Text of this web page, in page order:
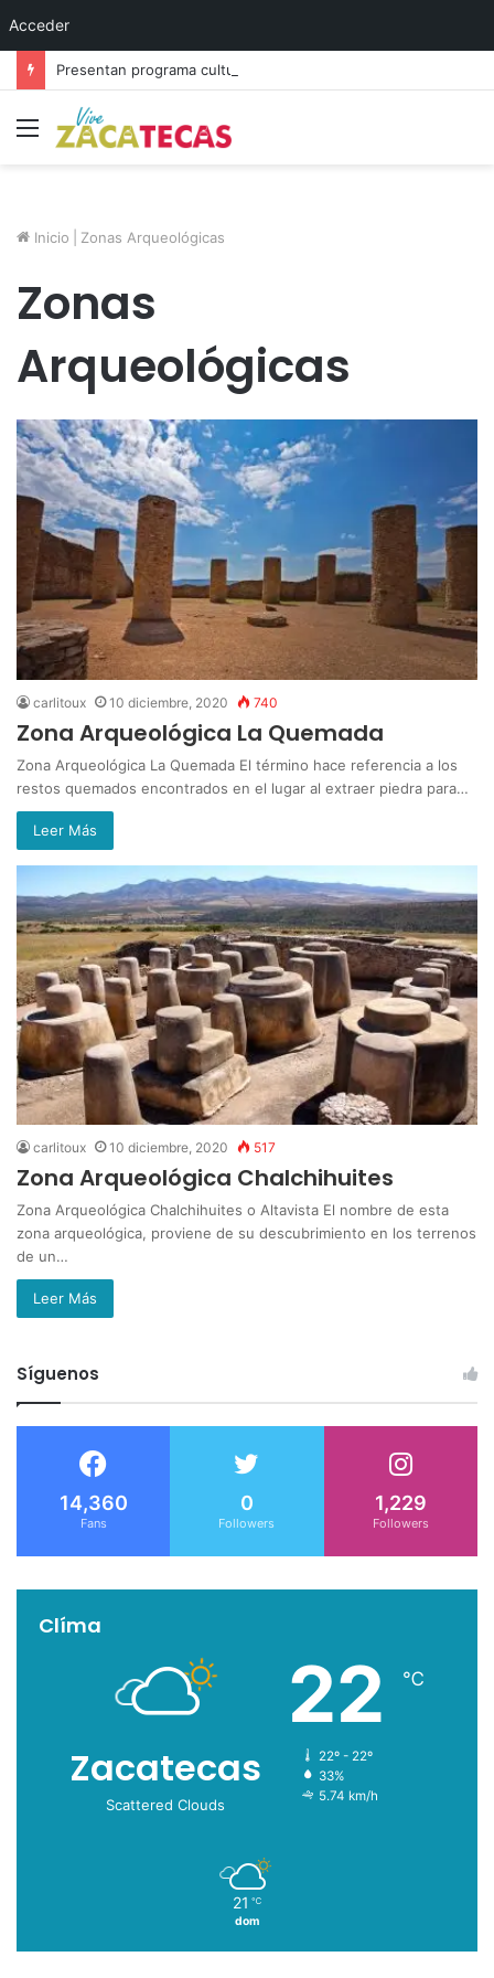
Acceder
Menú
Inicio Zonas Arqueológicas
Zonas
Arqueológicas
carlitoux 10 diciembre, 2020 740
Zona Arqueológica La Quemada
Zona Arqueológica La Quemada El término hace referencia a los
restos quemados encontrados en el lugar al extraer piedra para…
Leer Más
carlitoux 10 diciembre, 2020 517
Zona Arqueológica Chalchihuites
Zona Arqueológica Chalchihuites o Altavista El nombre de esta
zona arqueológica, proviene de su descubrimiento en los terrenos
de un…
Leer Más
Síguenos
14,360
Fans
0
Followers
1,229
Followers
Clíma
Zacatecas
Scattered Clouds
22 ℃
22º - 22º
33%
5.74 km/h
21 ℃
dom